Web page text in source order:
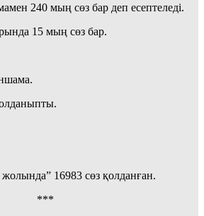
240 мың сөз бар деп есептеледі.
15 мың сөз бар.
16983 сөз қолданған.
***